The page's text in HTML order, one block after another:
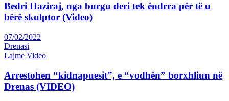
Bedri Haziraj, nga burgu deri tek ëndrra për të u
bërë skulptor (Video)
07/02/2022
Drenasi
Lajme Video
Arrestohen “kidnapuesit”, e “vodhën” borxhliun në
Drenas (VIDEO)